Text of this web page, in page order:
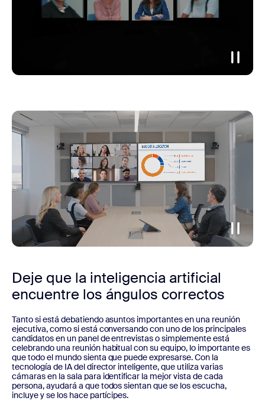
Deje que la inteligencia artificial
encuentre los ángulos correctos
Tanto si está debatiendo asuntos importantes en una reunión
ejecutiva, como si está conversando con uno de los principales
candidatos en un panel de entrevistas o simplemente está
celebrando una reunión habitual con su equipo, lo importante es
que todo el mundo sienta que puede expresarse. Con la
tecnología de IA del director inteligente, que utiliza varias
cámaras en la sala para identificar la mejor vista de cada
persona, ayudará a que todos sientan que se los escucha,
incluye y se los hace partícipes.